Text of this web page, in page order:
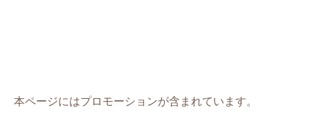
本ページにはプロモーションが含まれています。